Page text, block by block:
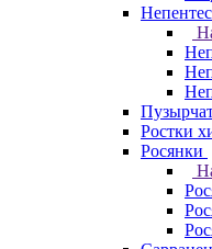
Ростки
Росянки